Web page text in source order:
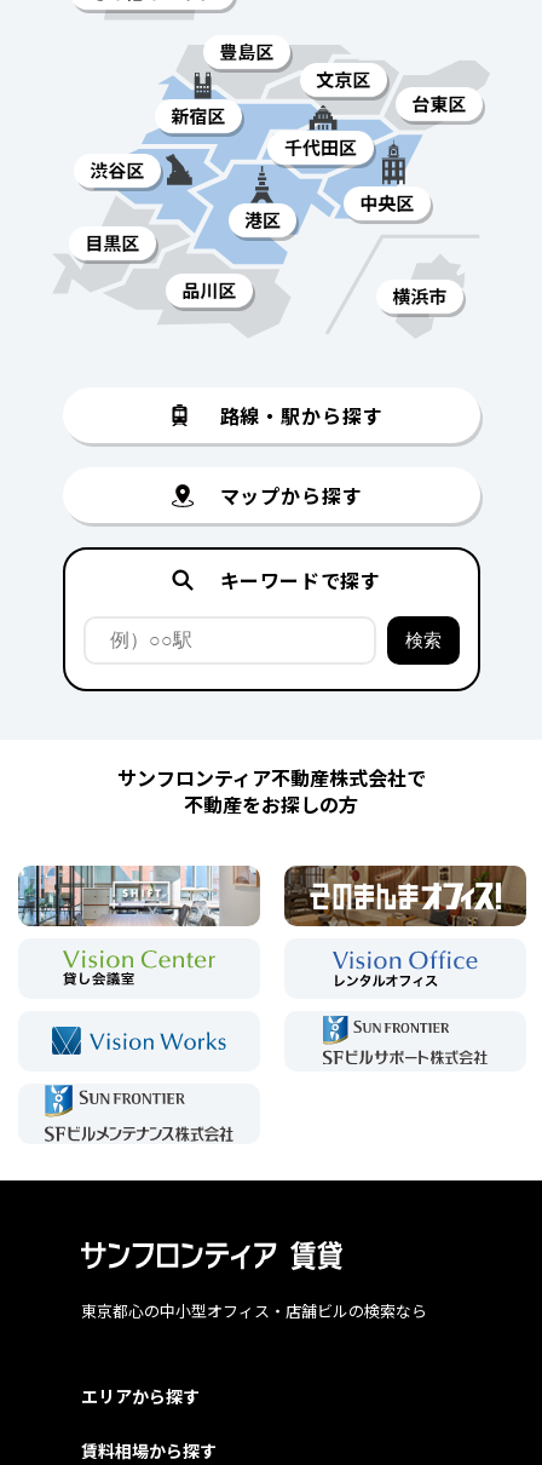
路線・駅から探す
マップから探す
キーワードで探す
サンフロンティア不動産株式会社で
不動産をお探しの方
東京都心の中小型オフィス・店舗ビルの検索なら
エリアから探す
賃料相場から探す